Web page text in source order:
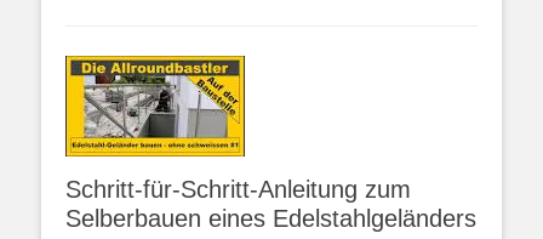
Schritt-für-Schritt-Anleitung zum
Selberbauen eines Edelstahlgeländers